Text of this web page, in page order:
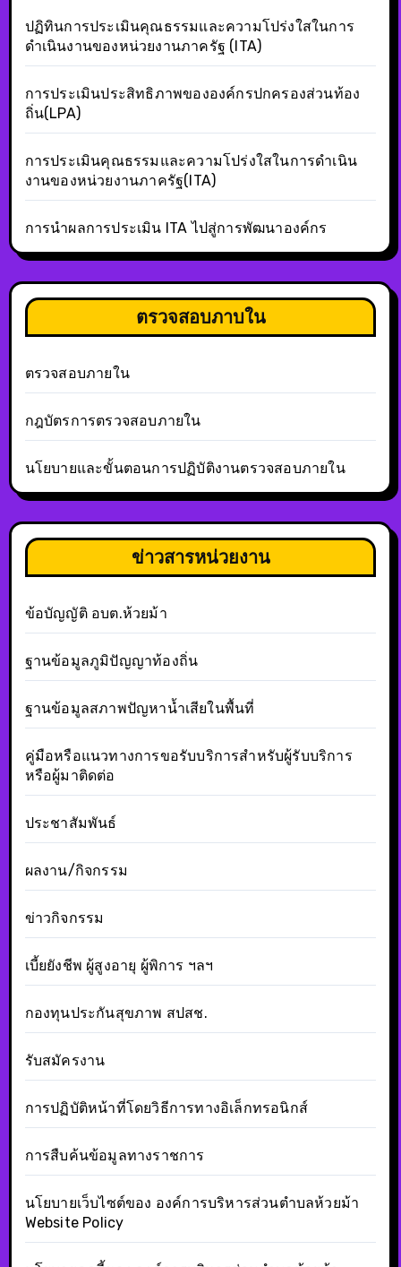
ปฏิทินการประเมินคุณธรรมและความโปร่งใสในการ
ดำเนินงานของหน่วยงานภาครัฐ (ITA)
การประเมินประสิทธิภาพขององค์กรปกครองส่วนท้อง
ถิ่น(LPA)
การประเมินคุณธรรมและความโปร่งใสในการดำเนิน
งานของหน่วยงานภาครัฐ(ITA)
การนำผลการประเมิน ITA ไปสู่การพัฒนาองค์กร
ตรวจสอบภาบใน
ตรวจสอบภายใน
กฎบัตรการตรวจสอบภายใน
นโยบายและขั้นตอนการปฏิบัติงานตรวจสอบภายใน
ข่าวสารหน่วยงาน
ข้อบัญญัติ อบต.ห้วยม้า
ฐานข้อมูลภูมิปัญญาท้องถิ่น
ฐานข้อมูลสภาพปัญหาน้ำเสียในพื้นที่
คู่มือหรือแนวทางการขอรับบริการสำหรับผู้รับบริการ
หรือผู้มาติดต่อ
ประชาสัมพันธ์
ผลงาน/กิจกรรม
ข่าวกิจกรรม
เบี้ยยังชีพ ผู้สูงอายุ ผู้พิการ ฯลฯ
กองทุนประกันสุขภาพ สปสช.
รับสมัครงาน
การปฏิบัติหน้าที่โดยวิธีการทางอิเล็กทรอนิกส์
การสืบค้นข้อมูลทางราชการ
นโยบายเว็บไซต์ของ องค์การบริหารส่วนตำบลห้วยม้า
Website Policy